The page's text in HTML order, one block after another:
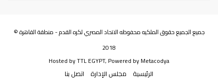
جميع الجميع حقوق الملكيه محفوظه الاتحاد المصري لكره القدم - منطقة القاهرة ©
2018
Hosted byTTL EGYPT, Powered byMetacodya
الرئيسية مجلس الإدارة اتصل بنا